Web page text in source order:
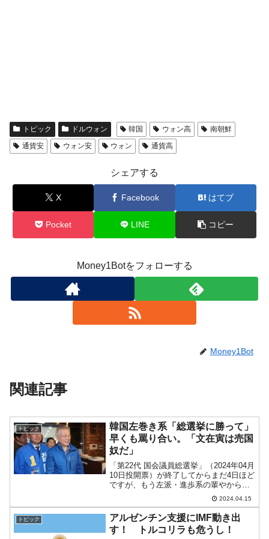
トピック ドルウォン 韓国 ウォン高
南朝鮮
通貨安
ウォン安 ウォン 通貨高
シェアする
X Facebook はてブ
Pocket LINE コピー
Money1Botをフォローする
Money1Bot
関連記事
トピック
韓国左巻き系「総選挙に勝って」
早くも罵り合い。「文在寅は売国
奴だ」
「第22代 国会議員総選挙」（2024年04月
10日投開票）が終了してからまだ4日ほど
ですが、もう左派・進歩系の輩やから内
での罵り合いが始まりました。「親李在
明（イ・ジェミョン）派」 と 「親文在寅
派」の戦いです。親文在寅派は、『共に
民主党...
2024.04.15
トピック
アルゼンチン支援にIMF動き出
す！ トルコリラも危うし！